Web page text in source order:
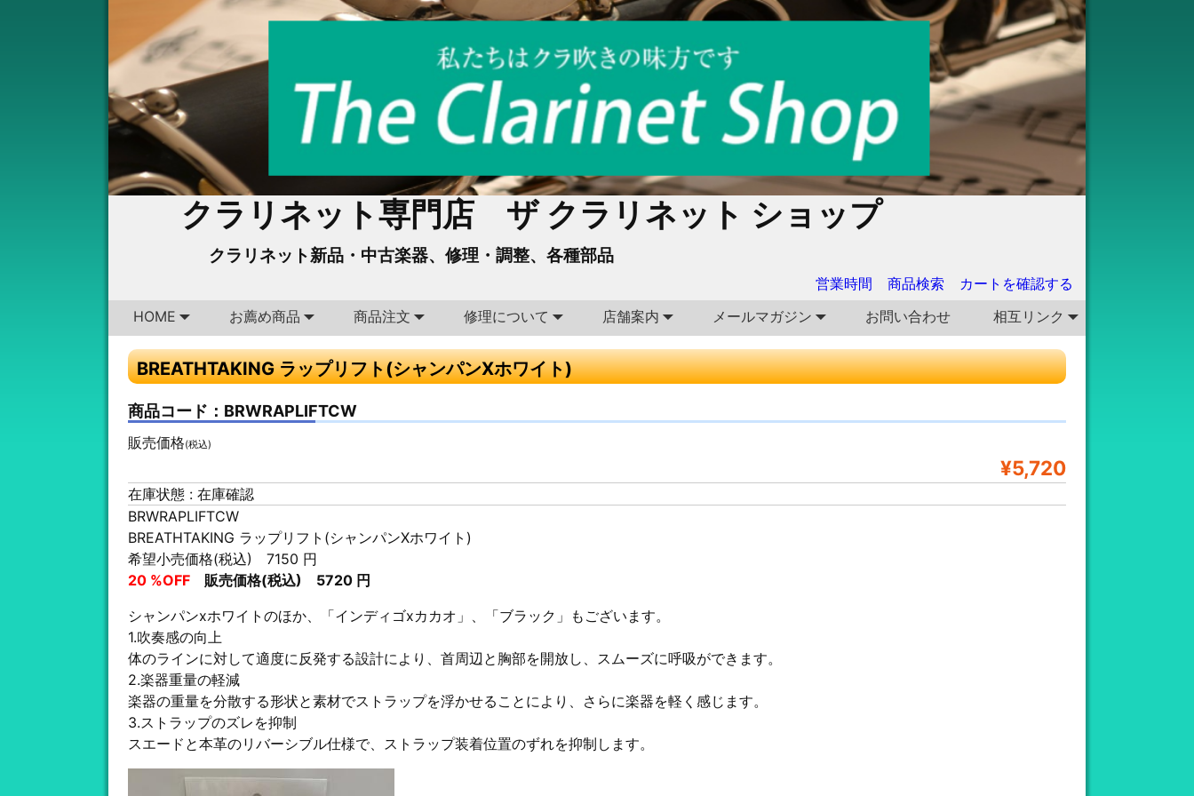
クラリネット専門店 ザ クラリネット ショップ
クラリネット新品・中古楽器、修理・調整、各種部品
営業時間 商品検索
カートを確認する
HOME
お薦め商品 商品注文 修理について 店舗案内 メールマガジン お問い合わせ 相互リンク
BREATHTAKING ラップリフト(シャンパンXホワイト)
商品コード：BRWRAPLIFTCW
販売価格(税込)
¥5,720
在庫状態 : 在庫確認
BRWRAPLIFTCW
BREATHTAKING ラップリフト(シャンパンXホワイト)
希望小売価格(税込) 7150 円
20 %OFF 販売価格(税込) 5720 円
シャンパンxホワイトのほか、「インディゴxカカオ」、「ブラック」もございます。
1.吹奏感の向上
体のラインに対して適度に反発する設計により、首周辺と胸部を開放し、スムーズに呼吸ができます。
2.楽器重量の軽減
楽器の重量を分散する形状と素材でストラップを浮かせることにより、さらに楽器を軽く感じます。
3.ストラップのズレを抑制
スエードと本革のリバーシブル仕様で、ストラップ装着位置のずれを抑制します。